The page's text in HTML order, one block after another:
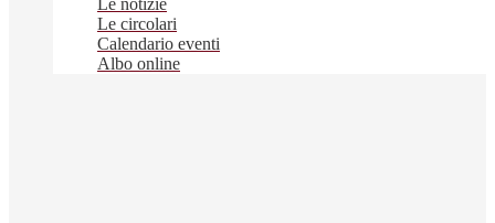
Le notizie
Le circolari
Calendario eventi
Albo online